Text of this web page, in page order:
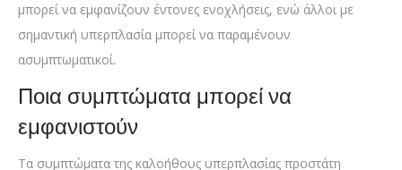
μπορεί να εμφανίζουν έντονες ενοχλήσεις, ενώ άλλοι με
σημαντική υπερπλασία μπορεί να παραμένουν
ασυμπτωματικοί.
Ποια συμπτώματα μπορεί να
εμφανιστούν
Τα συμπτώματα της καλοήθους υπερπλασίας προστάτη